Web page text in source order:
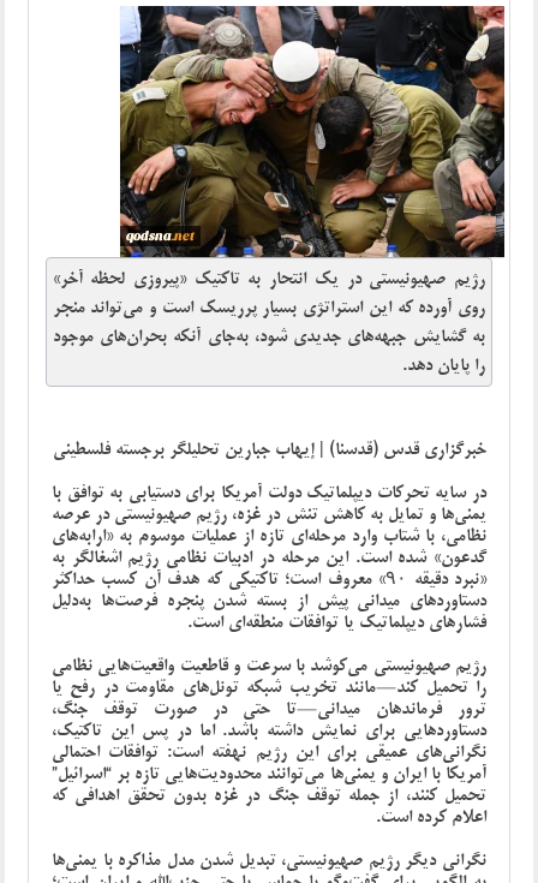
رژیم صهیونیستی در یک انتحار به تاکتیک «پیروزی لحظه آخر»
روی آورده که این استراتژی بسیار پرریسک است و می‌تواند منجر
به گشایش جبهه‌های جدیدی شود، به‌جای آنکه بحران‌های موجود
را پایان دهد.
خبرگزاری قدس (قدسنا) | إیهاب جبارین تحلیلگر برجسته فلسطینی
در سایه تحرکات دیپلماتیک دولت آمریکا برای دستیابی به توافق با
یمنی‌ها و تمایل به کاهش تنش در غزه، رژیم صهیونیستی در عرصه
نظامی، با شتاب وارد مرحله‌ای تازه از عملیات موسوم به «ارابه‌های
گدعون» شده است. این مرحله در ادبیات نظامی رژیم اشغالگر به
«نبرد دقیقه ۹۰» معروف است؛ تاکتیکی که هدف آن کسب حداکثر
دستاوردهای میدانی پیش از بسته شدن پنجره فرصت‌ها به‌دلیل
فشارهای دیپلماتیک یا توافقات منطقه‌ای است.
رژیم صهیونیستی می‌کوشد با سرعت و قاطعیت واقعیت‌هایی نظامی
را تحمیل کند—مانند تخریب شبکه تونل‌های مقاومت در رفح یا
ترور فرماندهان میدانی—تا حتی در صورت توقف جنگ،
دستاوردهایی برای نمایش داشته باشد. اما در پس این تاکتیک،
نگرانی‌های عمیقی برای این رژیم نهفته است: توافقات احتمالی
آمریکا با ایران و یمنی‌ها می‌توانند محدودیت‌هایی تازه بر “اسرائیل”
تحمیل کنند، از جمله توقف جنگ در غزه بدون تحقق اهدافی که
اعلام کرده است.
نگرانی دیگر رژیم صهیونیستی، تبدیل شدن مدل مذاکره با یمنی‌ها